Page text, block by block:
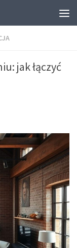
jak łączyć